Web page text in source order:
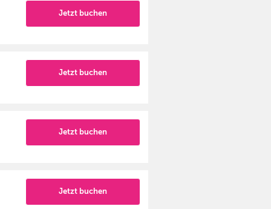
Jetzt buchen
Jetzt buchen
Jetzt buchen
Jetzt buchen